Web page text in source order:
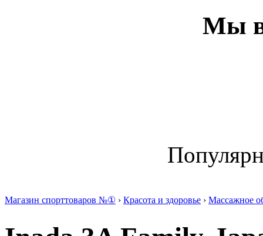
Мы в
Магазин спорттоваров №① › Красота и здоровье › Массажное